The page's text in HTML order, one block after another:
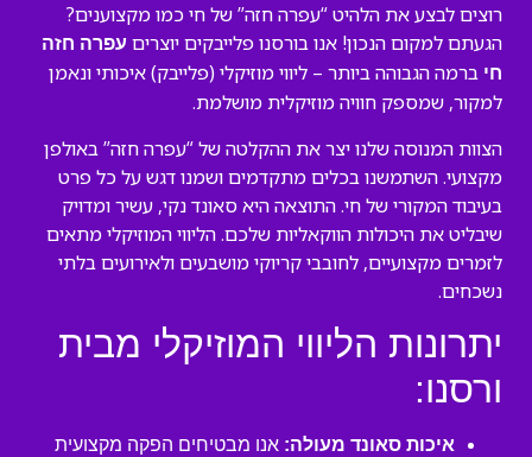
רוצים לבצע את הלהיט “עפרה חזה” של חי כמו מקצוענים?
הגעתם למקום הנכון! אנו בורסנו פלייבקים יוצרים עפרה חזה
חי ברמה הגבוהה ביותר – ליווי מוזיקלי (פלייבק) איכותי ונאמן
למקור, שמספק חוויה מוזיקלית מושלמת.
הצוות המנוסה שלנו יצר את ההקלטה של “עפרה חזה” באולפן
מקצועי. השתמשנו בכלים מתקדמים ושמנו דגש על כל פרט
בעיבוד המקורי של חי. התוצאה היא סאונד נקי, עשיר ומדויק
שיבליט את היכולות הווקאליות שלכם. הליווי המוזיקלי מתאים
לזמרים מקצועיים, לחובבי קריוקי מושבעים ולאירועים בלתי
נשכחים.
יתרונות הליווי המוזיקלי מבית
ורסנו:
איכות סאונד מעולה: אנו מבטיחים הפקה מקצועית